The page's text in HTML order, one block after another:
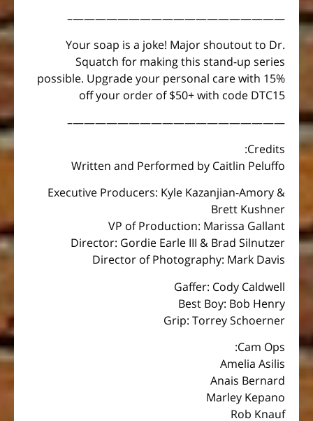
———————————————————–
Your soap is a joke! Major shoutout to Dr.
Squatch for making this stand-up series
possible. Upgrade your personal care with 15%
off your order of $50+ with code DTC15
———————————————————–
Credits:
Written and Performed by Caitlin Peluffo
Executive Producers: Kyle Kazanjian-Amory &
Brett Kushner
VP of Production: Marissa Gallant
Director: Gordie Earle III & Brad Silnutzer
Director of Photography: Mark Davis
Gaffer: Cody Caldwell
Best Boy: Bob Henry
Grip: Torrey Schoerner
Cam Ops:
Amelia Asilis
Anais Bernard
Marley Kepano
Rob Knauf